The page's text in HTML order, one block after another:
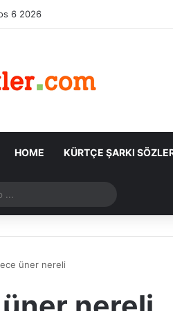
6 2026
HOME KÜRTÇE ŞARKI
yap
ece üner nereli